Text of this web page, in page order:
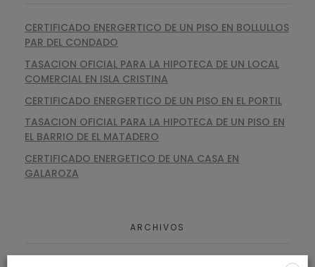
CERTIFICADO ENERGERTICO DE UN PISO EN BOLLULLOS
PAR DEL CONDADO
TASACION OFICIAL PARA LA HIPOTECA DE UN LOCAL
COMERCIAL EN ISLA CRISTINA
CERTIFICADO ENERGERTICO DE UN PISO EN EL PORTIL
TASACION OFICIAL PARA LA HIPOTECA DE UN PISO EN
EL BARRIO DE EL MATADERO
CERTIFICADO ENERGETICO DE UNA CASA EN
GALAROZA
ARCHIVOS